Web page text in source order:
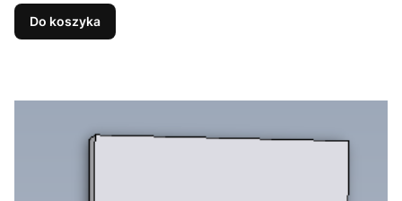
Do koszyka